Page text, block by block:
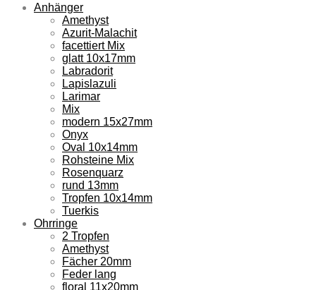
Anhänger
Amethyst
Azurit-Malachit
facettiert Mix
glatt 10x17mm
Labradorit
Lapislazuli
Larimar
Mix
modern 15x27mm
Onyx
Oval 10x14mm
Rohsteine Mix
Rosenquarz
rund 13mm
Tropfen 10x14mm
Tuerkis
Ohrringe
2 Tropfen
Amethyst
Fächer 20mm
Feder lang
floral 11x20mm